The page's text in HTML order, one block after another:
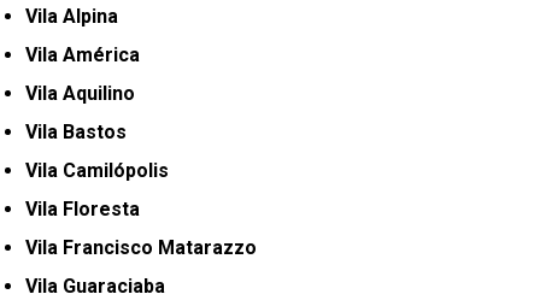
Vila Alpina
Vila América
Vila Aquilino
Vila Bastos
Vila Camilópolis
Vila Floresta
Vila Francisco Matarazzo
Vila Guaraciaba